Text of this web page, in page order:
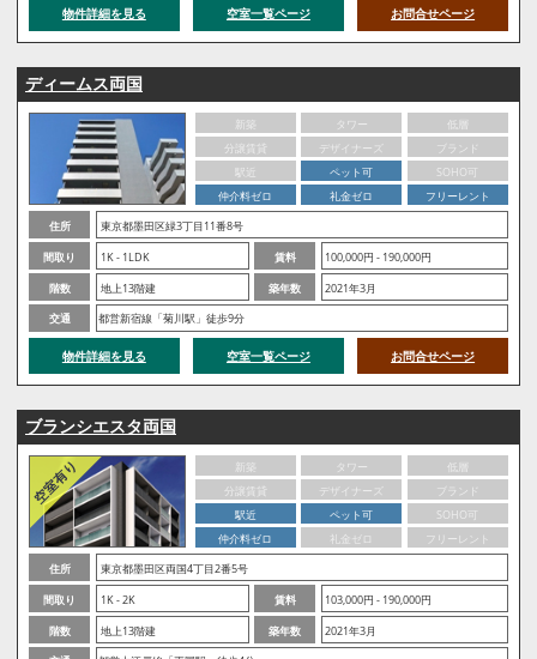
物件詳細を見る 空室一覧ページ お問合せページ
ディームス両国
新築 タワー
低層
分譲賃貸
デザイナーズ
ブランド
駅近
ペット可
SOHO可
仲介料ゼロ
礼金ゼロ
フリーレント
住所
東京都墨田区緑3丁目11番8号
間取り
1K - 1LDK 賃料
100,000円 - 190,000円
階数
地上13階建 築年数
2021年3月
交通
都営新宿線「菊川駅」徒歩9分
物件詳細を見る 空室一覧ページ お問合せページ
ブランシエスタ両国
新築 タワー
低層
分譲賃貸
デザイナーズ
ブランド
駅近
ペット可
SOHO可
仲介料ゼロ
礼金ゼロ
フリーレント
住所
東京都墨田区両国4丁目2番5号
間取り
1K - 2K 賃料
103,000円 - 190,000円
階数
地上13階建 築年数
2021年3月